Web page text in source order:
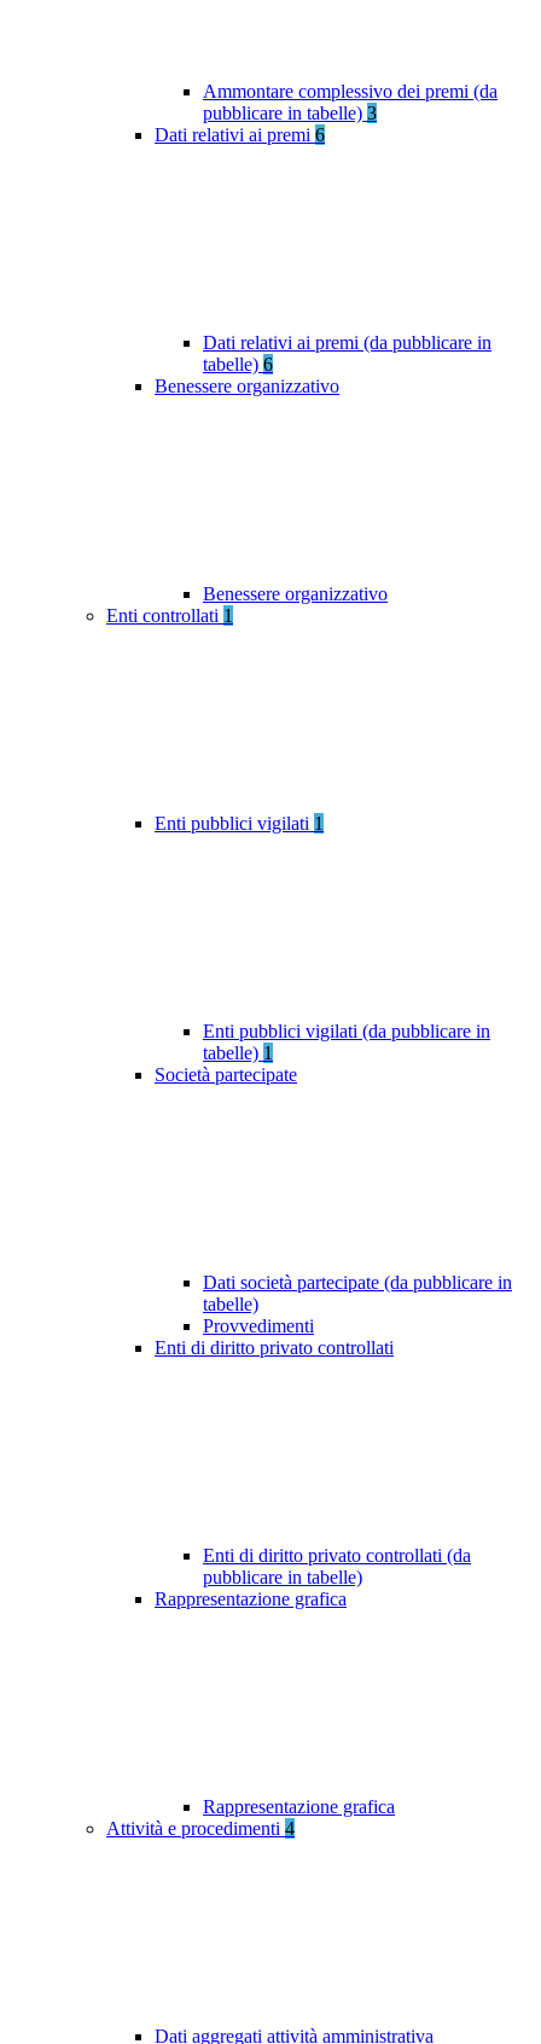
Ammontare complessivo dei premi (da
pubblicare in tabelle) 3
Dati relativi ai premi 6
Dati relativi ai premi (da pubblicare in
tabelle) 6
Benessere organizzativo
Benessere organizzativo
Enti controllati 1
Enti pubblici vigilati 1
Enti pubblici vigilati (da pubblicare in
tabelle) 1
Società partecipate
Dati società partecipate (da pubblicare in
tabelle)
Provvedimenti
Enti di diritto privato controllati
Enti di diritto privato controllati (da
pubblicare in tabelle)
Rappresentazione grafica
Rappresentazione grafica
Attività e procedimenti 4
Dati aggregati attività amministrativa